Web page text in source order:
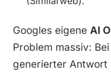
Googles eigene AI
Problem massiv:
generierter Antwort